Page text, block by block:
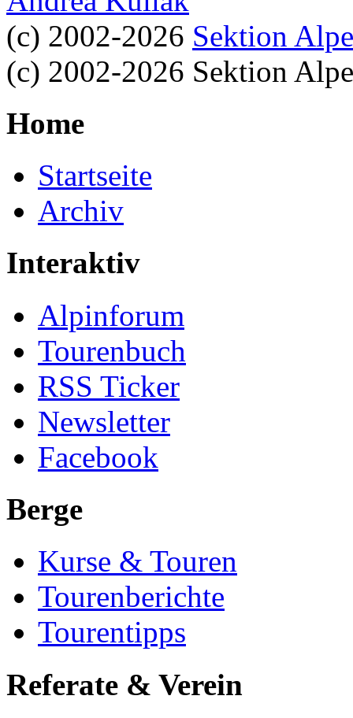
(c) 2002-2026 Sektion
(c) 2002-2026 Sektion
Home
Startseite
Archiv
Interaktiv
Alpinforum
Tourenbuch
RSS Ticker
Newsletter
Facebook
Berge
Kurse & Touren
Tourenberichte
Tourentipps
Referate & Verein